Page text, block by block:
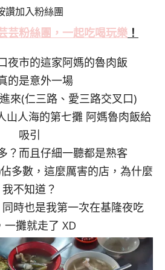
讚加入粉絲團
芸粉絲團，一起吃喝玩樂 ！
夜市的這家阿媽的魯肉飯
的是意外一場
來(仁三路、愛三路交叉口)
山人海的第七攤 阿媽魯肉飯給
吸引
？而且仔細一聽都是熟客
多數，這麼厲害的店，為什麼
我不知道？
時也是我第一次在基隆夜吃
一攤就走了 XD